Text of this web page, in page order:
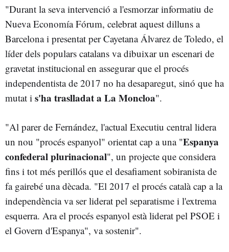
"Durant la seva intervenció a l'esmorzar informatiu de
Nueva Economía Fórum, celebrat aquest dilluns a
Barcelona i presentat per Cayetana Álvarez de Toledo, el
líder dels populars catalans va dibuixar un escenari de
gravetat institucional en assegurar que el procés
independentista de 2017 no ha desaparegut, sinó que ha
mutat i s'ha traslladat a La Moncloa".
"Al parer de Fernández, l'actual Executiu central lidera
un nou "procés espanyol" orientat cap a una "Espanya
confederal plurinacional", un projecte que considera
fins i tot més perillós que el desafiament sobiranista de
fa gairebé una dècada. "El 2017 el procés català cap a la
independència va ser liderat pel separatisme i l'extrema
esquerra. Ara el procés espanyol està liderat pel PSOE i
el Govern d'Espanya", va sostenir".